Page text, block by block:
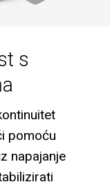
s
pomoću
napajanje